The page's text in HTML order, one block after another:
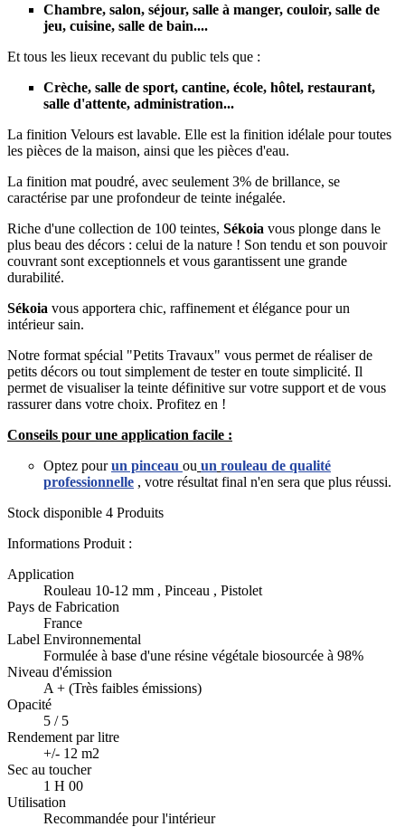
Chambre, salon, séjour, salle à manger, couloir, salle de
jeu, cuisine, salle de bain....
Et tous les lieux recevant du public tels que :
Crèche, salle de sport, cantine, école, hôtel, restaurant,
salle d'attente, administration...
La finition Velours est lavable. Elle est la finition idélale pour toutes
les pièces de la maison, ainsi que les pièces d'eau.
La finition mat poudré, avec seulement 3% de brillance, se
caractérise par une profondeur de teinte inégalée.
Riche d'une collection de 100 teintes, Sékoia vous plonge dans le
plus beau des décors : celui de la nature ! Son tendu et son pouvoir
couvrant sont exceptionnels et vous garantissent une grande
durabilité.
Sékoia vous apportera chic, raffinement et élégance pour un
intérieur sain.
Notre format spécial "Petits Travaux" vous permet de réaliser de
petits décors ou tout simplement de tester en toute simplicité. Il
permet de visualiser la teinte définitive sur votre support et de vous
rassurer dans votre choix. Profitez en !
Conseils pour une application facile :
Optez pour un pinceau ou un rouleau de qualité
professionnelle , votre résultat final n'en sera que plus réussi.
Stock disponible 4 Produits
Informations Produit :
Application
Rouleau 10-12 mm , Pinceau , Pistolet
Pays de Fabrication
France
Label Environnemental
Formulée à base d'une résine végétale biosourcée à 98%
Niveau d'émission
A + (Très faibles émissions)
Opacité
5 / 5
Rendement par litre
+/- 12 m2
Sec au toucher
1 H 00
Utilisation
Recommandée pour l'intérieur